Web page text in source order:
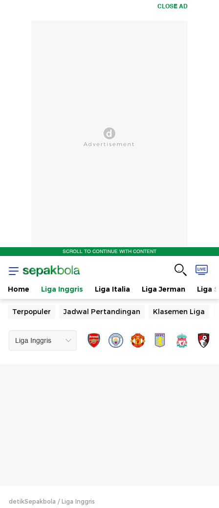
CLOSE AD
SCROLL TO CONTINUE WITH CONTENT
Home Liga Inggris Liga Italia Liga Jerman Liga
Terpopuler Jadwal Pertandingan Klasemen Liga
detikSepakbola Liga Inggris